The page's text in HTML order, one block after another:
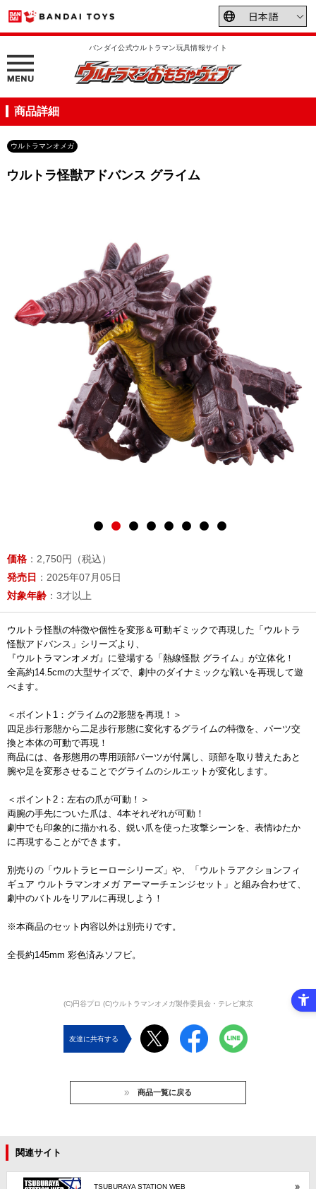
バンダイ公式ウルトラマン玩具情報サイト
商品詳細
ウルトラマンオメガ
ウルトラ怪獣アドバンス グライム
価格 ：2,750円（税込）
発売日 ：2025年07月05日
対象年齢 ：3才以上
ウルトラ怪獣の特徴や個性を変形＆可動ギミックで再現した「ウルトラ
怪獣アドバンス」シリーズより、
『ウルトラマンオメガ』に登場する「熱線怪獣 グライム」が立体化！
全高約14.5cmの大型サイズで、劇中のダイナミックな戦いを再現して遊
べます。
＜ポイント1：グライムの2形態を再現！＞
四足歩行形態から二足歩行形態に変化するグライムの特徴を、パーツ交
換と本体の可動で再現！
商品には、各形態用の専用頭部パーツが付属し、頭部を取り替えたあと
腕や足を変形させることでグライムのシルエットが変化します。
＜ポイント2：左右の爪が可動！＞
両腕の手先についた爪は、4本それぞれが可動！
劇中でも印象的に描かれる、鋭い爪を使った攻撃シーンを、表情ゆたか
に再現することができます。
別売りの「ウルトラヒーローシリーズ」や、「ウルトラアクションフィ
ギュア ウルトラマンオメガ アーマーチェンジセット」と組み合わせて、
劇中のバトルをリアルに再現しよう！
※本商品のセット内容以外は別売りです。
全長約145mm 彩色済みソフビ。
(C)円谷プロ (C)ウルトラマンオメガ製作委員会・テレビ東京
友達に共有する
商品一覧に戻る
関連サイト
TSUBURAYA STATION WEB